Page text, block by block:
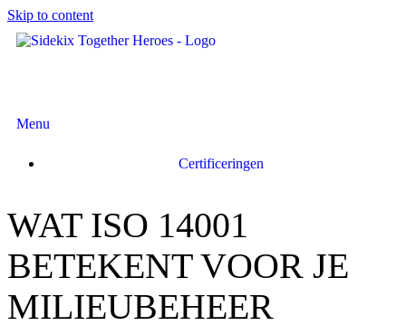
Skip to content
Menu
Certificeringen
WAT ISO 14001
BETEKENT VOOR JE
MILIEUBEHEER